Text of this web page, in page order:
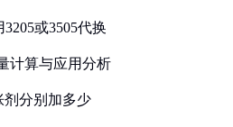
或3505代换
计算与应用分析
剂分别加多少